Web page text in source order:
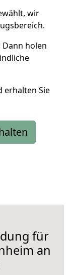
wir
Dann holen
erhalten Sie
für
an